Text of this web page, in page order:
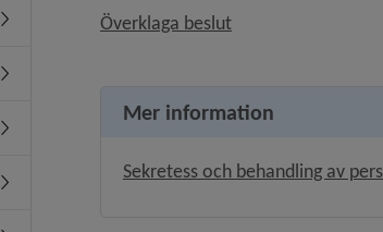
Undermeny för Resor, transporter och besök
Undermeny för Psykisk ohälsa
Undermeny för Missbruk och beroende
Undermeny för Frivilliga arvoderade uppdrag
Överklaga beslut
Mer information
Sekretess och behandling av